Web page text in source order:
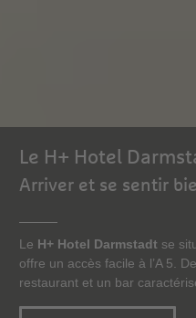
Le H+ Hotel
Arriver et se sentir
Le H+ Hotel Darmstadt se
offre un accès facile à l’A 5.
restaurant et un bar